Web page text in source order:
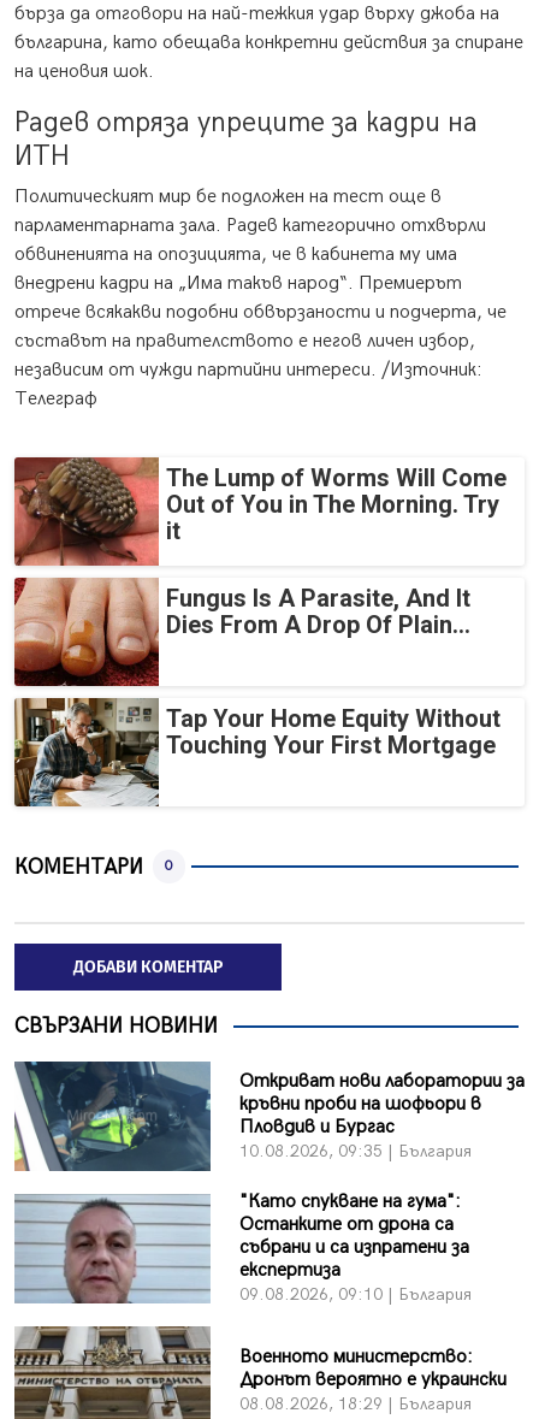
бърза да отговори на най-тежкия удар върху джоба на
българина, като обещава конкретни действия за спиране
на ценовия шок.
Радев отряза упреците за кадри на
ИТН
Политическият мир бе подложен на тест още в
парламентарната зала. Радев категорично отхвърли
обвиненията на опозицията, че в кабинета му има
внедрени кадри на „Има такъв народ“. Премиерът
отрече всякакви подобни обвързаности и подчерта, че
съставът на правителството е негов личен избор,
независим от чужди партийни интереси. /Източник:
Телеграф
The Lump of Worms Will Come
Out of You in The Morning. Try
it
Fungus Is A Parasite, And It
Dies From A Drop Of Plain...
Tap Your Home Equity Without
Touching Your First Mortgage
КОМЕНТАРИ 0
ДОБАВИ КОМЕНТАР
СВЪРЗАНИ НОВИНИ
Откриват нови лаборатории за
кръвни проби на шофьори в
Пловдив и Бургас
10.08.2026, 09:35 | България
"Като спукване на гума":
Останките от дрона са
събрани и са изпратени за
експертиза
09.08.2026, 09:10 | България
Военното министерство:
Дронът вероятно е украински
08.08.2026, 18:29 | България